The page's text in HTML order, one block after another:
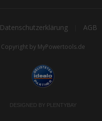
Datenschutzerklärung AGB
Copyright by MyPowertools.de
DESIGNED BY PLENTYBAY